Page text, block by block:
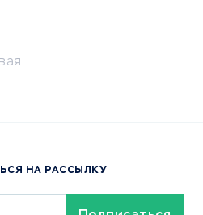
НА РАССЫЛКУ